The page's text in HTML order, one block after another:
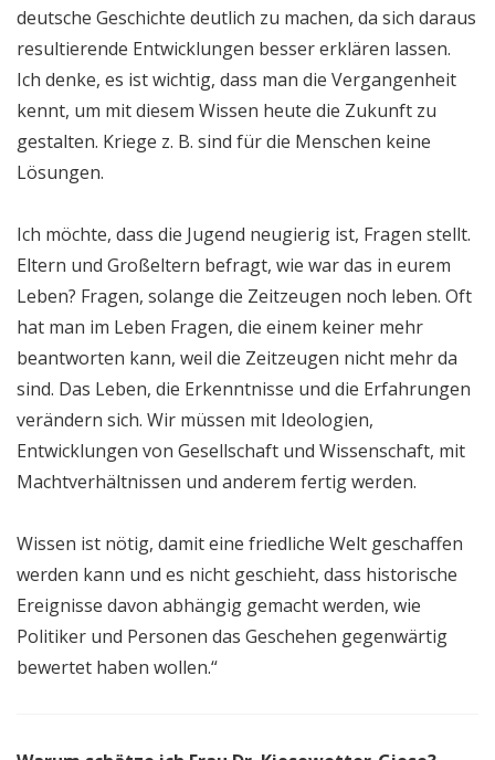
deutsche Geschichte deutlich zu machen, da sich daraus
resultierende Entwicklungen besser erklären lassen.
Ich denke, es ist wichtig, dass man die Vergangenheit
kennt, um mit diesem Wissen heute die Zukunft zu
gestalten. Kriege z. B. sind für die Menschen keine
Lösungen.
Ich möchte, dass die Jugend neugierig ist, Fragen stellt.
Eltern und Großeltern befragt, wie war das in eurem
Leben? Fragen, solange die Zeitzeugen noch leben. Oft
hat man im Leben Fragen, die einem keiner mehr
beantworten kann, weil die Zeitzeugen nicht mehr da
sind. Das Leben, die Erkenntnisse und die Erfahrungen
verändern sich. Wir müssen mit Ideologien,
Entwicklungen von Gesellschaft und Wissenschaft, mit
Machtverhältnissen und anderem fertig werden.
Wissen ist nötig, damit eine friedliche Welt geschaffen
werden kann und es nicht geschieht, dass historische
Ereignisse davon abhängig gemacht werden, wie
Politiker und Personen das Geschehen gegenwärtig
bewertet haben wollen.“